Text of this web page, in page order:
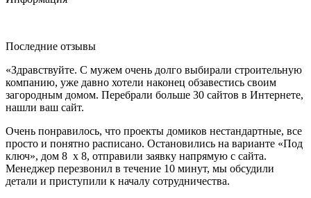
Последние отзывы
«Здравствуйте. С мужем очень долго выбирали строительную
компанию, уже давно хотели наконец обзавестись своим
загородным домом. Перебрали больше 30 сайтов в Интернете,
нашли ваш сайт.
Очень понравилось, что проекты домиков нестандартные, все
просто и понятно расписано. Остановились на варианте «Под
ключ», дом 8 х 8, отправили заявку напрямую с сайта.
Менеджер перезвонил в течение 10 минут, мы обсудили
детали и приступили к началу сотрудничества.